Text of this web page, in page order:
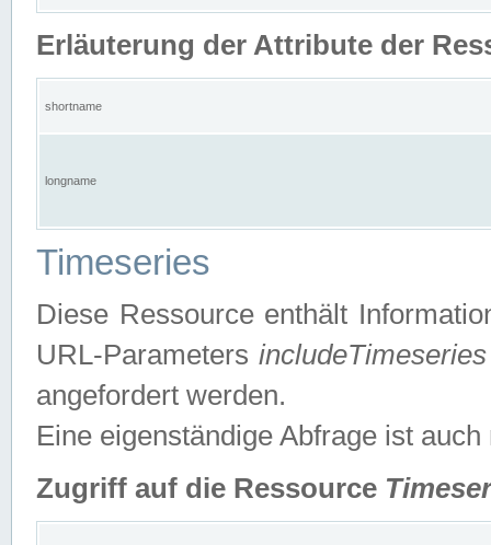
Erläuterung der Attribute der
shortname
longname
Timeseries
Diese Ressource enthält
URL-ParametersincludeTimeseries
angefordert werden.
Eine eigenständige Abfrage ist auch
Zugriff auf die Ressource